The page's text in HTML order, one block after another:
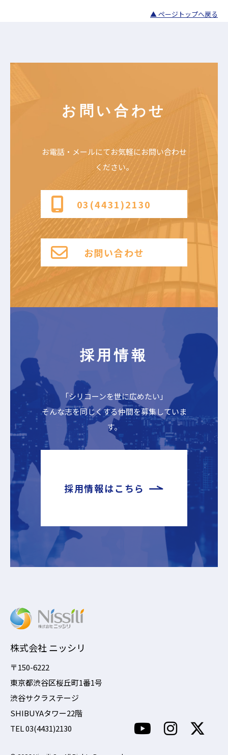
▲ ページトップへ戻る
お問い合わせ
お電話・メールにてお気軽にお問い合わせ
ください。
03(4431)2130
お問い合わせ
採用情報
「シリコーンを世に広めたい」
そんな志を同じくする仲間を募集していま
す。
採用情報はこちら
株式会社 ニッシリ
〒150-6222
東京都渋谷区桜丘町1番1号
渋谷サクラステージ
SHIBUYAタワー22階
TEL 03(4431)2130